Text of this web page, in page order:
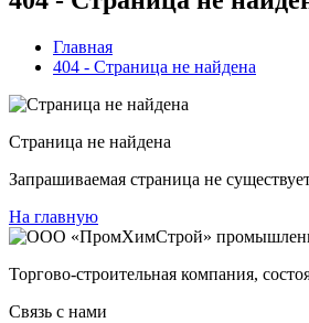
Главная
404 - Страница не найдена
Страница не найдена
Запрашиваемая страница не
На главную
Торгово-строительная компания,
Связь с нами